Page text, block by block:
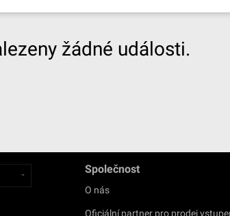
žádné události.
Společnost
O nás
Oficiální partner pro prodej